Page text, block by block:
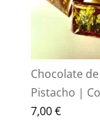
Chocolate
Pistacho |
7,00€